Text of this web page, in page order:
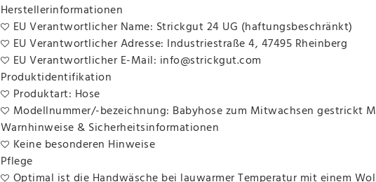
Herstellerinformationen
EU Verantwortlicher Name: Strickgut 24 UG (haftungsbeschränkt)
EU Verantwortlicher Adresse: Industriestraße 4, 47495 Rheinberg
EU Verantwortlicher E-Mail: info@strickgut.com
Produktidentifikation
Produktart: Hose
Modellnummer/-bezeichnung: Babyhose zum Mitwachsen gestrickt
Warnhinweise & Sicherheitsinformationen
Keine besonderen Hinweise
Pflege